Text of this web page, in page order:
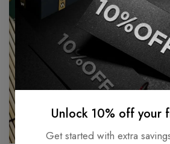
Unlock 10% off your
Get started with extra